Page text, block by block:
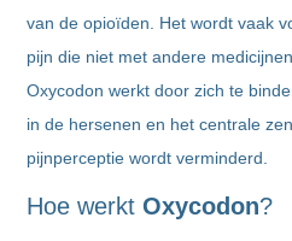
van de opioïden. Het wordt vaak
pijn die niet met andere
Oxycodon werkt door zich te
in de hersenen en het centrale
pijnperceptie wordt verminderd.
Hoe werktOxycodon?